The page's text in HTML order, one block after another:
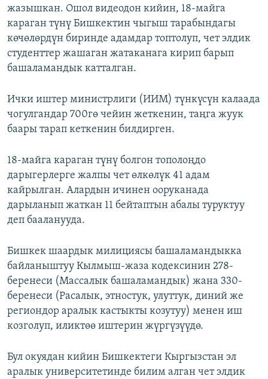
жазышкан. Ошол видеодон кийин, 18-майга
караган түнү Бишкектин чыгыш тарабындагы
көчөлөрдүн биринде адамдар топтолуп, чет элдик
студенттер жашаган жатаканага кирип барып
башаламандык катталган.
Ички иштер министрлиги (ИИМ) түнкүсүн калаада
чогулгандар 700гө чейин жеткенин, таңга жуук
баары тарап кеткенин билдирген.
18-майга караган түнү болгон тополоңдо
дарыгерлерге жалпы чет өлкөлүк 41 адам
кайрылган. Алардын ичинен ооруканада
дарыланып жаткан 11 бейтаптын абалы туруктуу
деп бааланууда.
Бишкек шаардык милициясы башаламандыкка
байланыштуу Кылмыш-жаза кодексинин 278-
беренеси (Массалык башаламандык) жана 330-
беренеси (Расалык, этностук, улуттук, диний же
региондор аралык кастыкты козутуу) менен иш
козголуп, иликтөө иштерин жүргүзүүдө.
Бул окуядан кийин Бишкектеги Кыргызстан эл
аралык университетинде билим алган чет элдик